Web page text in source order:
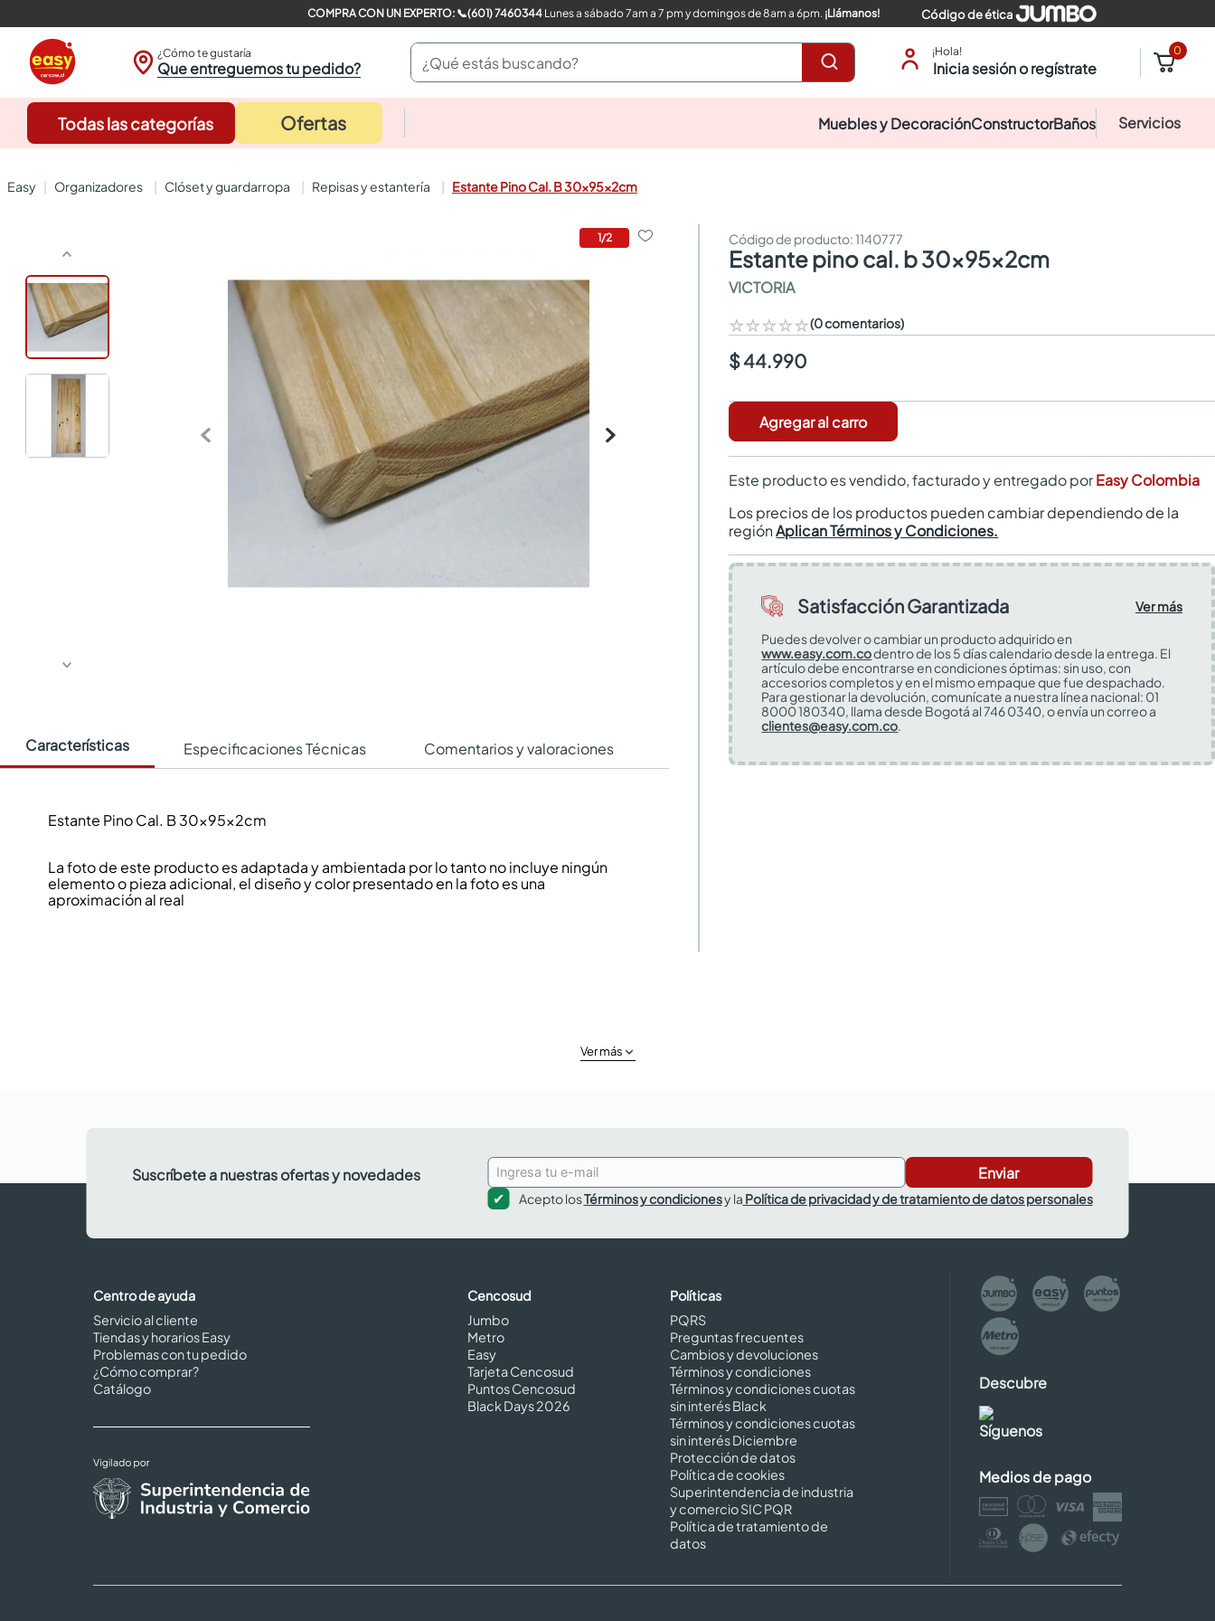
COMPRA CON UN EXPERTO: 📞(601) 7460344Lunes a sábado 7am a 7 pm y domingos de 8am a 6pm. ¡Llámanos! Código de ética
¿Cómo te gustaría
Que entreguemos tu pedido?
¿Qué estás buscando? ¡Hola!
Inicia sesión o regístrate
0
Todas las categorías Ofertas Muebles y DecoraciónConstructorBaños Servicios
organizadores clóset y guardarropa repisas y estantería Estante Pino Cal. B 30x95x2cm
1/2
Características Especificaciones Técnicas Comentarios y valoraciones
Estante Pino Cal. B 30x95x2cm
La foto de este producto es adaptada y ambientada por lo tanto no incluye ningún
elemento o pieza adicional, el diseño y color presentado en la foto es una
aproximación al real
:1140777
estante pino cal. b 30x95x2cm
VICTORIA
☆☆☆☆☆(0 comentarios)
$ 44.990
Agregar al carro
Este producto es vendido, facturado y entregado porEasy Colombia
Los precios de los productos pueden cambiar dependiendo de la
regiónAplican Términos y Condiciones.
Satisfacción Garantizada
Ver más
Puedes devolver o cambiar un producto adquirido en
www.easy.com.codentro de los 5 días calendario desde la entrega. El
artículo debe encontrarse en condiciones óptimas: sin uso, con
accesorios completos y en el mismo empaque que fue despachado.
Para gestionar la devolución, comunícate a nuestra línea nacional: 01
8000 180340, llama desde Bogotá al 746 0340, o envía un correo a
clientes@easy.com.co.
Ver más
Suscríbete a nuestras ofertas y novedades Enviar
Acepto losTérminos y condicionesy la Política de privacidad y de tratamiento de datos personales
Centro de ayuda
Servicio al cliente
Tiendas y horarios Easy
Problemas con tu pedido
¿Cómo comprar?
Catálogo
Cencosud
Jumbo
Metro
Easy
Tarjeta Cencosud
Puntos Cencosud
Black Days 2026
Políticas
PQRS
Preguntas frecuentes
Cambios y devoluciones
Términos y condiciones
Términos y condiciones cuotas
sin interés Black
Términos y condiciones cuotas
sin interés Diciembre
Protección de datos
Política de cookies
Superintendencia de industria
y comercio SIC PQR
Política de tratamiento de
datos
Descubre
Síguenos
Medios de pago
closet
sanitarios
comedores
armarios closet
neveras